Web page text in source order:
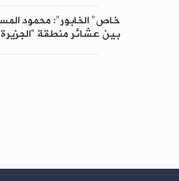
خاص" الخابور": محمود
بين عشائر منطقة